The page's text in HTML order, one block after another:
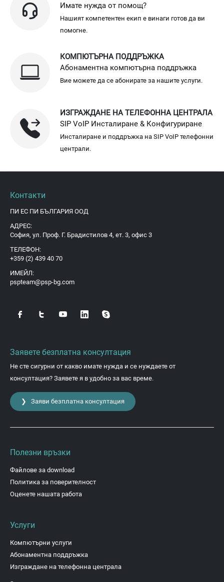
Имате нужда от помощ?
Нашият компетентен екип е винаги готов да ви
помогне.
КОМПЮТЪРНА ПОДДРЪЖКА
Абонаментна компютърна поддръжка
Вие можете да се абонирате за нашите услуги.
ИЗГРАЖДАНЕ НА ТЕЛЕФОННА ЦЕНТРАЛА
SIP VoIP Инсталиране & Конфигуриране
Инсталиране и поддръжка на SIP VoIP телефонни
централи.
Контакти
ПИ ЕС ПИ БЪЛГАРИЯ ООД
АДРЕС:
София, ул. Проф. Г. Брадистилов 4, ет. 3, офис 3
ТЕЛЕФОН:
+359 (2) 439 40 70
ИМЕЙЛ:
pspteam@psp-bg.com
Заявете безплатна консултация
Не сте сигурни от какво имате нужда и се нуждаете от
консултация? Заявете я в удобно за вас време.
❯ Заяви безплатна консултация
Полезни връзки
Файлове за download
Политика за поверителност
Оценете нашата работа
Услуги
Компютърни услуги
Абонаментна поддръжка
Изграждане на телефонна централа